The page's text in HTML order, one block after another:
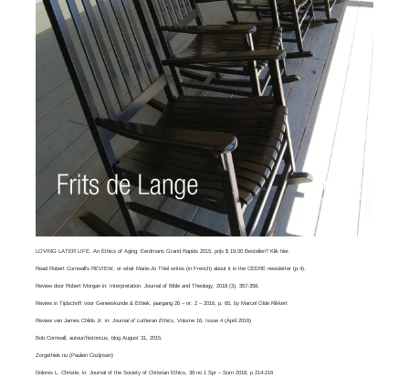
LOVING LATER LIFE. An Ethics of Aging. Eerdmans Grand Rapids 2015, prijs $ 19.00 Bestellen? Klikhier
ReadRobert Cornwall’s REVIEW , or whatMarie-Jo Thiel writes (in French) about it in the CEERE newsletter (p.4).
Review door Robert Morgan in:Interpretation. Journal of Bible and Theology , 2018 (3), 357-358.
Review in Tijdschrift voor Geneeskunde & Ethiek, jaargang 26 – nr. 2 – 2016, p. 65, byMarcel Olde Rikkert
Review van James Childs Jr . in: Journal of Lutheran Ethics,Volume 16, Issue 4​ (April 2016)
Bob Cornwall , auteur/historicus, blog August 31, 2015.
Zorgethiek.nu (Paulien Cozijnsen)
Dolores L. Christie, in: Journal of the Society of Christian Ethics , 38 no 1 Spr – Sum 2018, p 214-216